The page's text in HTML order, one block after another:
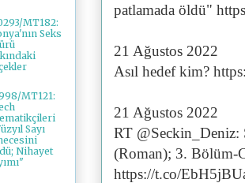
patlamada öldü"
21 Ağustos 2022
Asıl hedef kim?
21 Ağustos 2022
RT @Seckin_Deniz:
(Roman); 3. Bölüm-
https://t.co/
MT182:
Seks
MT121:
Sayı
Nihayet